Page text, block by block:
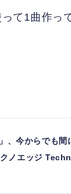
て1曲作っ
、今からでも間
ノエッジ